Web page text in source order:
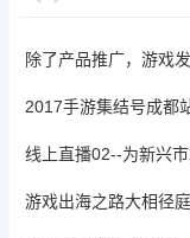
除了产品推广，游戏
2017手游集结号成都
线上直播02--为新兴
游戏出海之路大相径